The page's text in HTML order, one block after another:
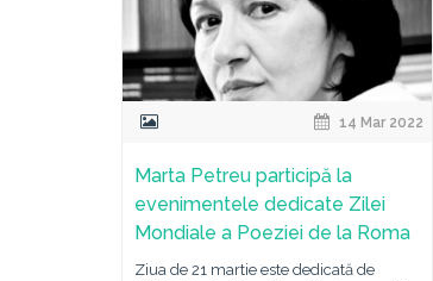
14 Mar 2022
Marta Petreu participă la
evenimentele dedicate Zilei
Mondiale a Poeziei de la Roma
Ziua de 21 martie este dedicată de